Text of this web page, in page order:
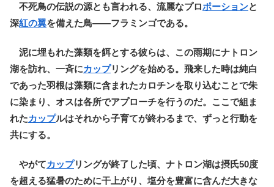
不死鳥の伝説の源とも言われる、流麗なプロポーションと
深紅の翼を備えた鳥――フラミンゴである。
泥に埋もれた藻類を餌とする彼らは、この雨期にナトロン
湖を訪れ、一斉にカップリングを始める。飛来した時は純白
であった羽根は藻類に含まれたカロチンを取り込むことで朱
に染まり、オスは各所でアプローチを行うのだ。ここで組ま
れたカップルはそれから子育てが終わるまで、ずっと行動を
共にする。
やがてカップリングが終了した頃、ナトロン湖は摂氏50度
を超える猛暑のために干上がり、塩分を豊富に含んだ大きな